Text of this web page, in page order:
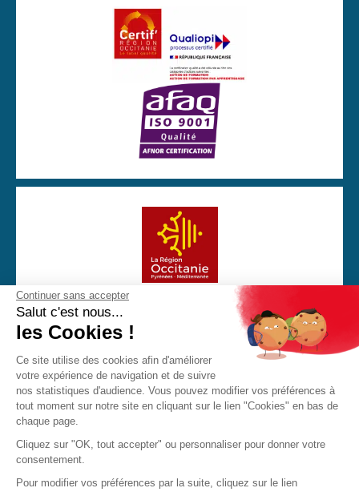
Continuer sans accepter
Salut c'est nous...
les Cookies !
Ce site utilise des cookies afin d'améliorer
votre expérience de navigation et de suivre
nos statistiques d'audience. Vous pouvez modifier vos préférences à
tout moment sur notre site en cliquant sur le lien "Cookies" en bas de
chaque page.
Cliquez sur "OK, tout accepter" ou personnaliser pour donner votre
consentement.
Pour modifier vos préférences par la suite, cliquez sur le lien
Avec la participation financière de la Région Occitanie
CGU Mentions Légales
Politique de confidentialité
Cookies
Made with love by Visions Nouvelles 2023 ! Dernière mise